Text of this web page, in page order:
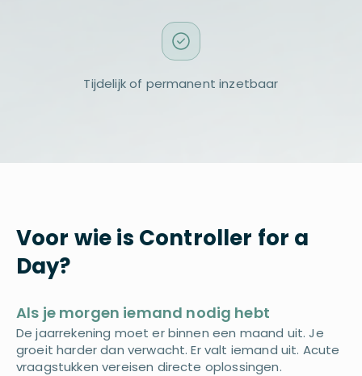
Tijdelijk of permanent inzetbaar
Voor wie is Controller for a
Day?
Als je morgen iemand nodig hebt
De jaarrekening moet er binnen een maand uit. Je
groeit harder dan verwacht. Er valt iemand uit. Acute
vraagstukken vereisen directe oplossingen.